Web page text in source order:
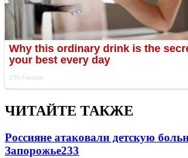
ЧИТАЙТЕ ТАКЖЕ
Россияне атаковали детскую
Запорожье233